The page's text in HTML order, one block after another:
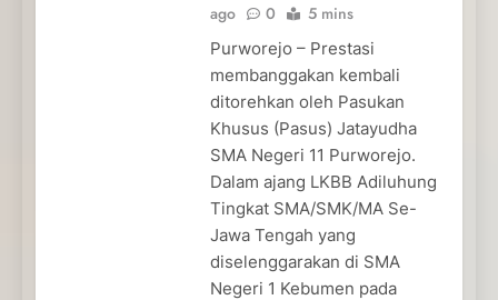
ago
0 5 mins
Purworejo – Prestasi
membanggakan kembali
ditorehkan oleh Pasukan
Khusus (Pasus) Jatayudha
SMA Negeri 11 Purworejo.
Dalam ajang LKBB Adiluhung
Tingkat SMA/SMK/MA Se-
Jawa Tengah yang
diselenggarakan di SMA
Negeri 1 Kebumen pada